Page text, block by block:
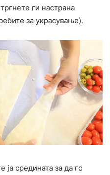
ги настрана
за украсување).
ја средината за да го